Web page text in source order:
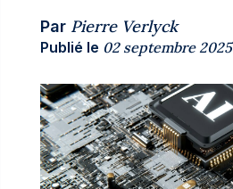
Par Pierre Verlyck
Publié le 02 septembre 2025